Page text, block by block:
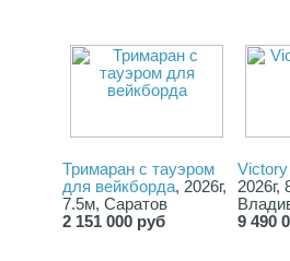
• Индивидуально подберём
оснастим ваш катер.
• Проконсультируем, ответим на
• Доставляем по всей России и
публичной офертой. Точную цену и
менеджеров.
Код товара: KITVG7
Тримаран с тауэром
для вейкборда, 2026г,
7.5м, Саратов
2 151 000 руб
2026г,
9 490